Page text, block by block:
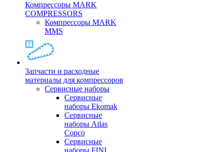
Компрессоры MARK
COMPRESSORS
Компрессоры MARK
MMS
Запчасти и расходные
материалы для компрессоров
Cервисные наборы
Сервисные
наборы Ekomak
Cервисные
наборы Atlas
Copco
Сервисные
наборы FINI